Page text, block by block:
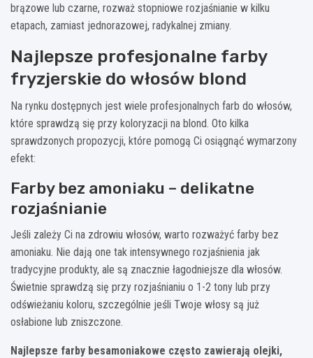
brązowe lub czarne, rozważ stopniowe rozjaśnianie w kilku
etapach, zamiast jednorazowej, radykalnej zmiany.
Najlepsze profesjonalne farby
fryzjerskie do włosów blond
Na rynku dostępnych jest wiele profesjonalnych farb do włosów,
które sprawdzą się przy koloryzacji na blond. Oto kilka
sprawdzonych propozycji, które pomogą Ci osiągnąć wymarzony
efekt:
Farby bez amoniaku – delikatne
rozjaśnianie
Jeśli zależy Ci na zdrowiu włosów, warto rozważyć farby bez
amoniaku. Nie dają one tak intensywnego rozjaśnienia jak
tradycyjne produkty, ale są znacznie łagodniejsze dla włosów.
Świetnie sprawdzą się przy rozjaśnianiu o 1-2 tony lub przy
odświeżaniu koloru, szczególnie jeśli Twoje włosy są już
osłabione lub zniszczone.
Najlepsze farby besamoniakowe często zawierają olejki,